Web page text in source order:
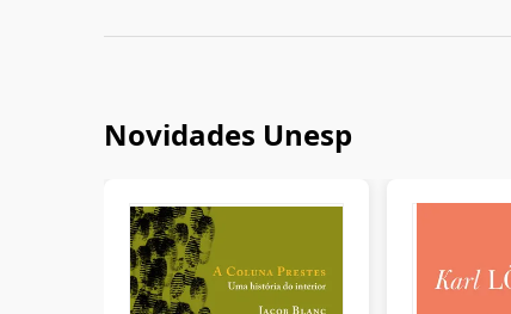
Novidades Unesp